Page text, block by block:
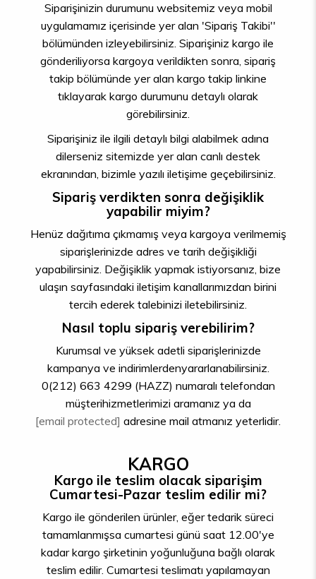
Siparişinizin durumunu websitemiz veya mobil
uygulamamız içerisinde yer alan 'Sipariş Takibi''
bölümünden izleyebilirsiniz. Siparişiniz kargo ile
gönderiliyorsa kargoya verildikten sonra, sipariş
takip bölümünde yer alan kargo takip linkine
tıklayarak kargo durumunu detaylı olarak
görebilirsiniz.
Siparişiniz ile ilgili detaylı bilgi alabilmek adına
dilerseniz sitemizde yer alan canlı destek
ekranından, bizimle yazılı iletişime geçebilirsiniz.
Sipariş verdikten sonra değişiklik
yapabilir miyim?
Henüz dağıtıma çıkmamış veya kargoya verilmemiş
siparişlerinizde adres ve tarih değişikliği
yapabilirsiniz. Değişiklik yapmak istiyorsanız, bize
ulaşın sayfasındaki iletişim kanallarımızdan birini
tercih ederek talebinizi iletebilirsiniz.
Nasıl toplu sipariş verebilirim?
Kurumsal ve yüksek adetli siparişlerinizde
kampanya ve indirimlerdenyararlanabilirsiniz.
0(212) 663 4299 (HAZZ) numaralı telefondan
müşterihizmetlerimizi aramanız ya da
[email protected] adresine mail atmanız yeterlidir.
KARGO
Kargo ile teslim olacak siparişim
Cumartesi-Pazar teslim edilir mi?
Kargo ile gönderilen ürünler, eğer tedarik süreci
tamamlanmışsa cumartesi günü saat 12.00'ye
kadar kargo şirketinin yoğunluğuna bağlı olarak
teslim edilir. Cumartesi teslimatı yapılamayan